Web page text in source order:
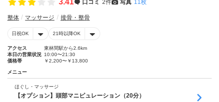
3.41 口コミ 2件 写真 11枚
整体 マッサージ 接骨・整骨
日祝OK 21時以降OK
アクセス
東林間駅から2.6km
本日の営業状況 10:00〜21:30
価格帯
￥2,200〜￥13,800
メニュー
ほぐし・マッサージ
【オプション】頭部マニピュレーション（20分）